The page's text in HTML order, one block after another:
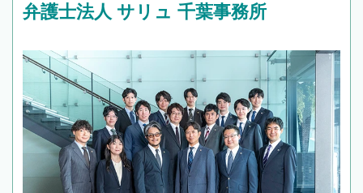
弁護士法人 サリュ 千葉事務所